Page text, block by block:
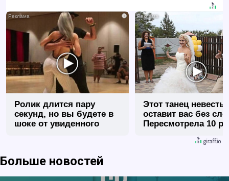
i
Ролик длится пару
секунд, но вы будете в
шоке от увиденного
Этот танец невесты
оставит вас без
Пересмотрела 10
Больше новостей